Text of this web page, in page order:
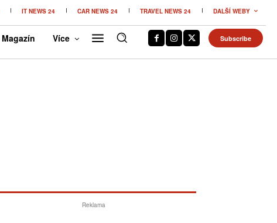
IT NEWS 24 CAR NEWS 24 TRAVEL NEWS 24 DALŠÍ WEBY
Magazín Více Subscribe
Reklama